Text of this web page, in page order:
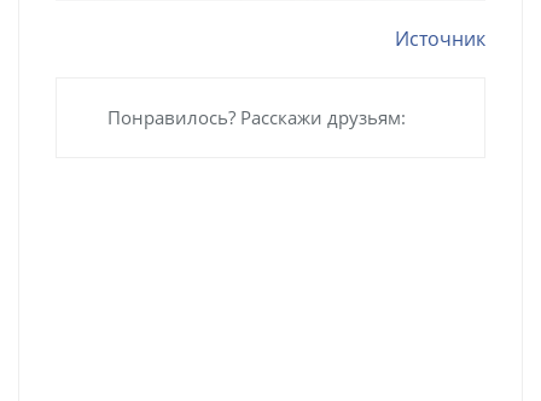
Источник
Понравилось? Расскажи друзьям: